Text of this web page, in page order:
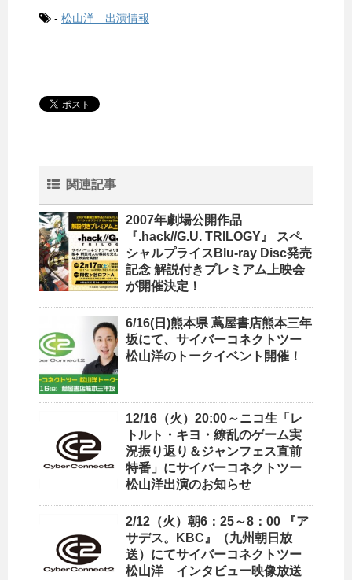
- 松山洋 出演情報
関連記事
2007年劇場公開作品
『.hack//G.U. TRILOGY』 スペ
シャルプライスBlu-ray Disc発売
記念 解説付きプレミアム上映会
が開催決定！
6/16(日)熊本県 蔦屋書店熊本三年
坂にて、サイバーコネクトツー
松山洋のトークイベント開催！
12/16（火）20:00～ニコ生「レ
トルト・キヨ・繚乱のゲーム実
況振り返り＆ジャンフェス直前
特番」にサイバーコネクトツー
松山洋出演のお知らせ
2/12（火）朝6：25～8：00 『ア
サデス。KBC』（九州朝日放
送）にてサイバーコネクトツー
松山洋 インタビュー映像放送